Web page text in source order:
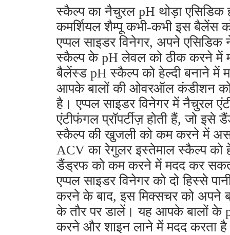
स्कैल्प का नैचुरल pH थोड़ा एसिडिक
कमर्शियल शैम्पू कभी-कभी इस बैलेंस
एप्पल साइडर विनेगर, अपने
स्कैल्प के pH लेवल को ठीक करने में
बैलेंस्ड pH स्कैल्प को हेल्दी बनाने में
आपके बालों की ओवरऑल कंडीशन
है। एप्पल साइडर विनेगर में नैचुरल
एंटीफंगल प्रॉपर्टीज़ होती हैं, जो
स्कैल्प की खुजली को कम करने में
ACV का रेगुलर इस्तेमाल स्कैल्प को
डैंड्रफ को कम करने में मदद कर
एप्पल साइडर विनेगर को दो हिस्से
करने के बाद, इस मिक्सचर को अपने
के तौर पर डालें। यह आपके बालों के
करने और शाइन लाने में मदद करता